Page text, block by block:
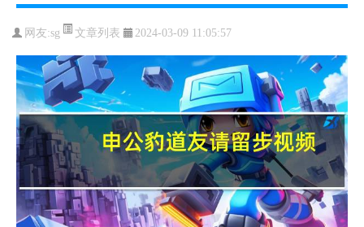
网友:sg 文章列表 2024-03-09 11:05:57